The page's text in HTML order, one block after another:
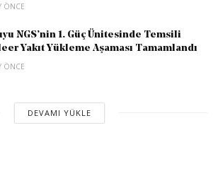
ÖNCE
NGS’nin 1. Güç Ünitesinde Temsili
Yakıt Yükleme Aşaması Tamamlandı
ÖNCE
DEVAMI YÜKLE